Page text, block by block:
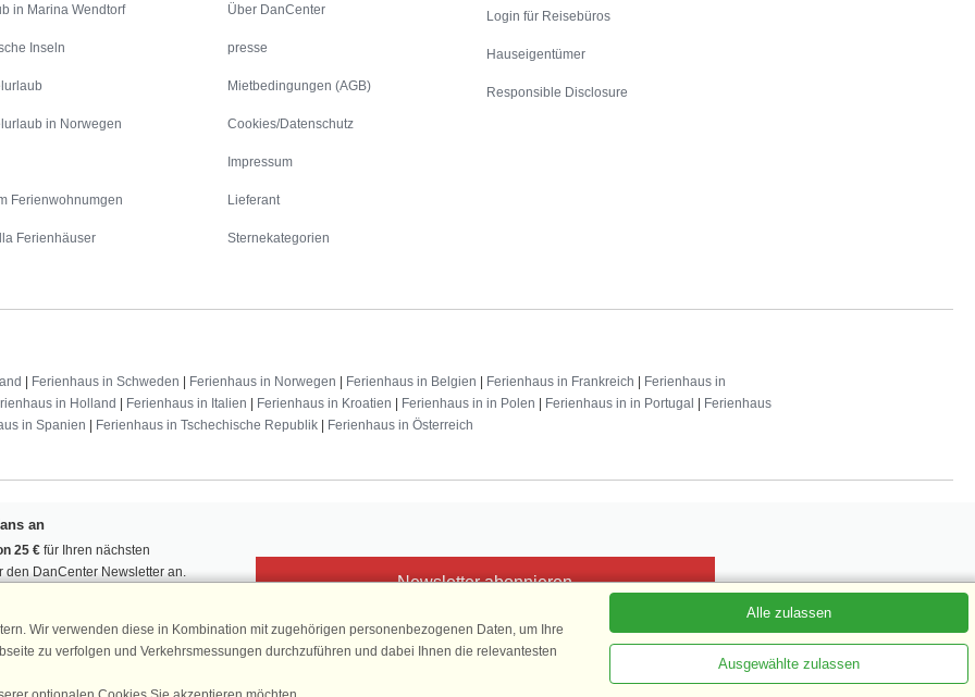
in Marina Wendtorf
Inseln
in Norwegen
Ferienwohnumgen
Ferienhäuser
Über DanCenter
presse
Mietbedingungen (AGB)
Cookies/Datenschutz
Impressum
Lieferant
Sternekategorien
Login für Reisebüros
Hauseigentümer
Responsible Disclosure
Ferienhaus in Schweden Ferienhaus in Norwegen Ferienhaus in Belgien Ferienhaus in Frankreich
Ferienhaus in
in Holland Ferienhaus in Italien Ferienhaus in Kroatien Ferienhaus in in Polen Ferienhaus in in Portugal
Ferienhaus
in Spanien Ferienhaus in Tschechische Republik Ferienhaus in Österreich
an
25 € für Ihren nächsten
den DanCenter Newsletter an.
und Urlaubstipps!
Newsletter abonnieren
Wir verwenden diese in Kombination mit zugehörigen personenbezogenen Daten, um Ihre
zu verfolgen und Verkehrsmessungen durchzuführen und dabei Ihnen die relevantesten
Alle zulassen
Ausgewählte zulassen